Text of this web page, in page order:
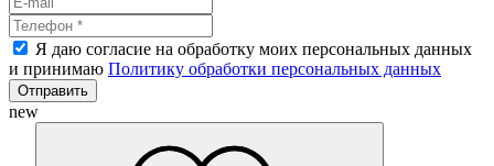
Я даю согласие на обработку моих персональных данных
и принимаю Политику обработки персональных данных
Отправить
new